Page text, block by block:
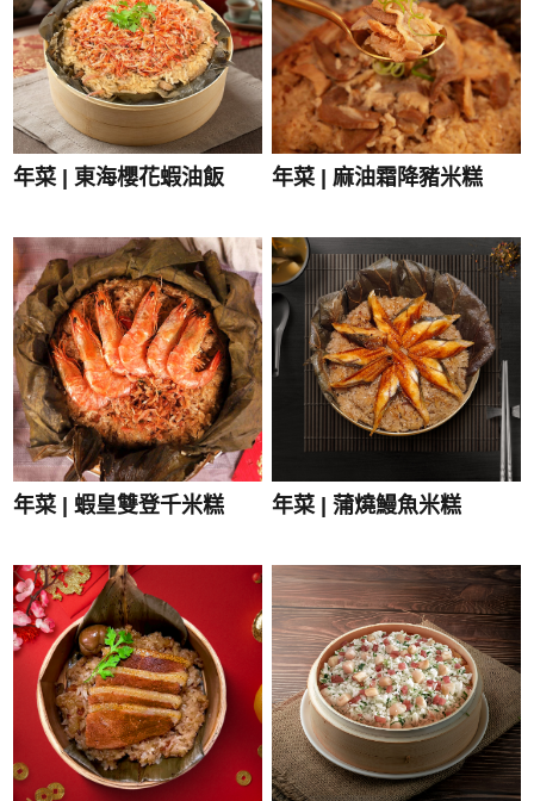
年菜 | 東海櫻花蝦油飯 年菜 | 麻油霜降豬米糕
年菜 | 蝦皇雙登千米糕 年菜 | 蒲燒鰻魚米糕